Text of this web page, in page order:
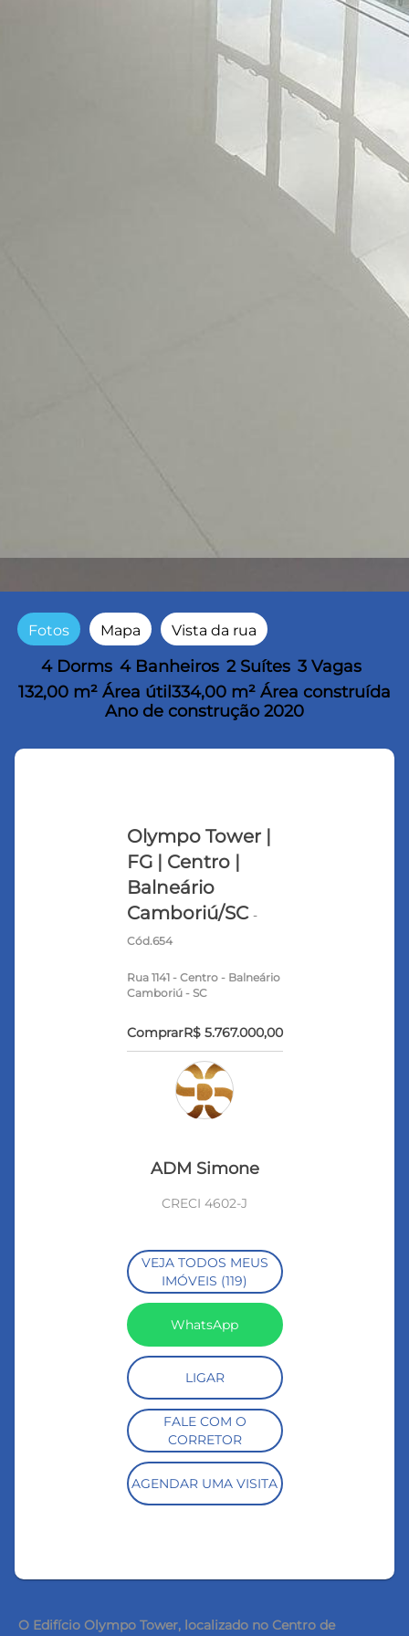
Fotos Mapa Vista da rua
4 Dorms 4 Banheiros 2 Suítes 3 Vagas
132,00 m² Área útil334,00 m² Área construída
Ano de construção 2020
Olympo Tower |
FG | Centro |
Balneário
Camboriú/SC -
Cód.654
Rua 1141 - Centro - Balneário
Camboriú - SC
ComprarR$ 5.767.000,00
ADM Simone
CRECI 4602-J
VEJA TODOS MEUS
IMÓVEIS (119)
WhatsApp
LIGAR
FALE COM O
CORRETOR
AGENDAR UMA VISITA
O Edifício Olympo Tower, localizado no Centro de